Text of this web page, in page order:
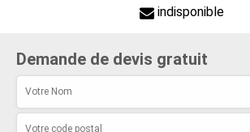
indisponible
Demande de devis gratuit